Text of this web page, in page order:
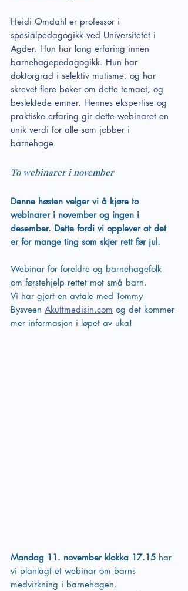
Heidi Omdahl er professor i
spesialpedagogikk ved Universitetet i
Agder. Hun har lang erfaring innen
barnehagepedagogikk. Hun har
doktorgrad i selektiv mutisme, og har
skrevet flere bøker om dette temaet, og
beslektede emner. Hennes ekspertise og
praktiske erfaring gir dette webinaret en
unik verdi for alle som jobber i
barnehage.
To webinarer i november
Denne høsten velger vi å kjøre to
webinarer i november og ingen i
desember. Dette fordi vi opplever at det
er for mange ting som skjer rett før jul.
Webinar for foreldre og barnehagefolk
om førstehjelp rettet mot små barn.
Vi har gjort en avtale med Tommy
Bysveen Akuttmedisin.com og det kommer
mer informasjon i løpet av uka!
Mandag 11. november klokka 17.15 har
vi planlagt et webinar om barns
medvirkning i barnehagen.